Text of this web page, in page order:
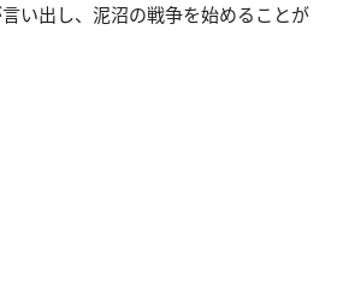
い出し、泥沼の戦争を始めることが